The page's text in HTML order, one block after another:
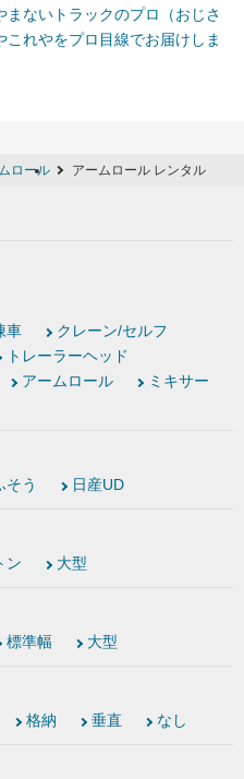
まないトラックのプロ（おじさ
これやをプロ目線でお届けしま
ロール アームロール レンタル
車
クレーン/セルフ
トレーラーヘッド
アームロール
ミキサー
そう 日産UD
ン 大型
標準幅 大型
格納 垂直 なし